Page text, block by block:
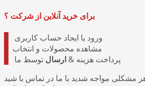
برای خرید آنلاین از شرکت ؟
1
ورود یا ایجاد حساب کاربری
2 مشاهده محصولات و انتخاب
3
پرداخت هزینه & ارسال توسط ما